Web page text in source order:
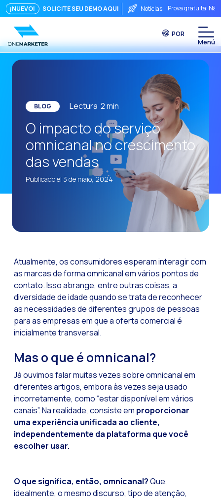
¡NUEVO! SOLICITE SEU DEMO AQUI Notícias: Prova gratuita:
Touchpoints: A
Do chat à
A conversa
Integrar não é
O ROI de uma
Conversational
WhatsApp não é
O fim do funil
Maximizando o
Como um sistema
Da Conversa à
Comércio
Funcionalidades-
Canal de Voz
Social CX: A chave
Automação: Como
História e impacto
Segurança no
Implemente o
Atendimento ao
Inteligência
POR
BLOG Lectura 2min
O impacto do serviço
omnicanal no crescimento
das vendas
Publicado el 3 de maio, 2024
Atualmente, os consumidores esperam interagir com
as marcas de forma omnicanal em vários pontos de
contato. Isso abrange, entre outras coisas, a
diversidade de idade quando se trata de reconhecer
as necessidades de diferentes grupos de pessoas
para as empresas em que a oferta comercial é
inicialmente transversal.
Mas o que é omnicanal?
Já ouvimos falar muitas vezes sobre omnicanal em
diferentes artigos, embora às vezes seja usado
incorretamente, como “estar disponível em vários
canais”. Na realidade, consiste em proporcionar
uma experiência unificada ao cliente,
independentemente da plataforma que você
escolher usar.
O que significa, então, omnicanal?Que,
idealmente, o mesmo discurso, tipo de atenção,